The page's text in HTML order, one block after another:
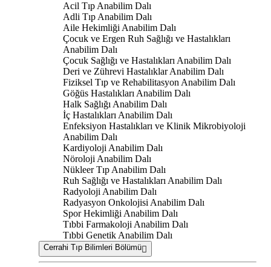
Acil Tıp Anabilim Dalı
Adli Tıp Anabilim Dalı
Aile Hekimliği Anabilim Dalı
Çocuk ve Ergen Ruh Sağlığı ve Hastalıkları
Anabilim Dalı
Çocuk Sağlığı ve Hastalıkları Anabilim Dalı
Deri ve Zührevi Hastalıklar Anabilim Dalı
Fiziksel Tıp ve Rehabilitasyon Anabilim Dalı
Göğüs Hastalıkları Anabilim Dalı
Halk Sağlığı Anabilim Dalı
İç Hastalıkları Anabilim Dalı
Enfeksiyon Hastalıkları ve Klinik Mikrobiyoloji
Anabilim Dalı
Kardiyoloji Anabilim Dalı
Nöroloji Anabilim Dalı
Nükleer Tıp Anabilim Dalı
Ruh Sağlığı ve Hastalıkları Anabilim Dalı
Radyoloji Anabilim Dalı
Radyasyon Onkolojisi Anabilim Dalı
Spor Hekimliği Anabilim Dalı
Tıbbi Farmakoloji Anabilim Dalı
Tıbbi Genetik Anabilim Dalı
Cerrahi Tıp Bilimleri Bölümü